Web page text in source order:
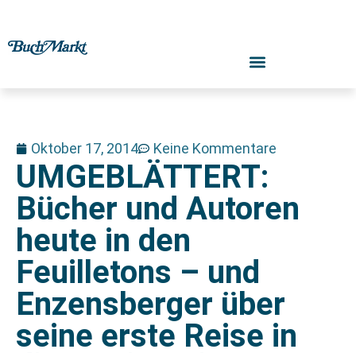
Oktober 17, 2014 Keine Kommentare
UMGEBLÄTTERT:
Bücher und Autoren
heute in den
Feuilletons – und
Enzensberger über
seine erste Reise in